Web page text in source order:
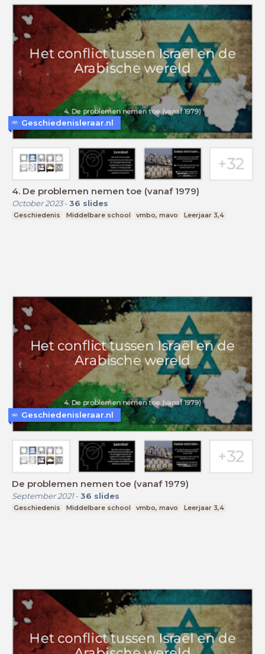
4. De problemen nemen toe (vanaf 1979)
October 2023- 36 slides
Geschiedenis Middelbare school vmbo, mavo Leerjaar 3,4
Geschiedenisleraar.nl
De problemen nemen toe (vanaf 1979)
September 2021- 36 slides
Geschiedenis Middelbare school vmbo, mavo Leerjaar 3,4
Geschiedenisleraar.nl